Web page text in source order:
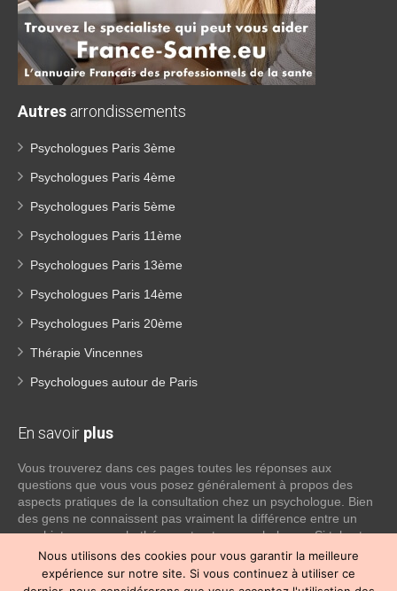
Autres arrondissements
Psychologues Paris 3ème
Psychologues Paris 4ème
Psychologues Paris 5ème
Psychologues Paris 11ème
Psychologues Paris 13ème
Psychologues Paris 14ème
Psychologues Paris 20ème
Thérapie Vincennes
Psychologues autour de Paris
En savoir plus
Vous trouverez dans ces pages toutes les réponses aux
questions que vous vous posez généralement à propos des
aspects pratiques de la consultation chez un psychologue. Bien
des gens ne connaissent pas vraiment la différence entre un
psychiatre, un psychothérapeute et un psychologue. Si tel est
votre cas, voici quelques définitions qui devraient clarifier les
choses, n’hésitez pas à nous contacter:
Nous utilisons des cookies pour vous garantir la meilleure
expérience sur notre site. Si vous continuez à utiliser ce